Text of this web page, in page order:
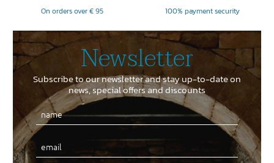
On orders over € 95 100% payment security
Newsletter
Subscribe to our newsletter and stay up-to-date on
news, special offers and discounts
Email